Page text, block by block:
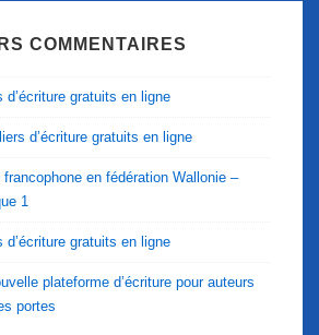
COMMENTAIRES
d’écriture gratuits en ligne
d’écriture gratuits en ligne
francophone en fédération Wallonie –
1
d’écriture gratuits en ligne
plateforme d’écriture pour auteurs
portes